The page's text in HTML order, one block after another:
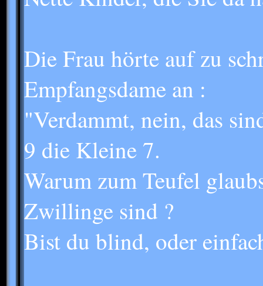
Die Frau hörte auf zu
Empfangsdame an :
"Verdammt, nein, das
9 die Kleine 7.
Warum zum Teufel
Zwillinge sind ?
Bist du blind, oder